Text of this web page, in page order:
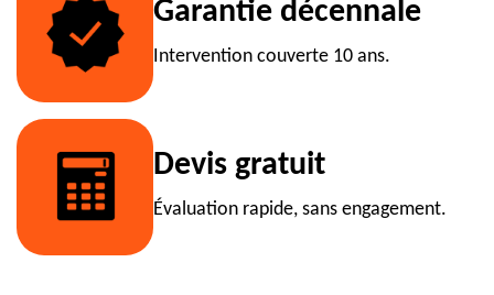
Garantie décennale
Intervention couverte 10 ans.
Devis gratuit
Évaluation rapide, sans engagement.